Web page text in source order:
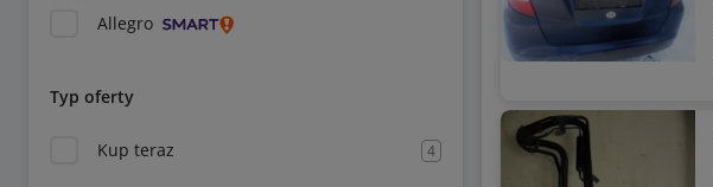
Allegro
Typ oferty
Kup teraz 4